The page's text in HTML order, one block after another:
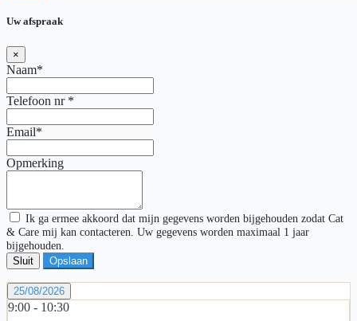
Uw afspraak
×
Naam*
Telefoon nr *
Email*
Opmerking
Ik ga ermee akkoord dat mijn gegevens worden bijgehouden zodat Cat
& Care mij kan contacteren. Uw gegevens worden maximaal 1 jaar
bijgehouden.
Sluit Opslaan
25/08/2026
9:00 - 10:30